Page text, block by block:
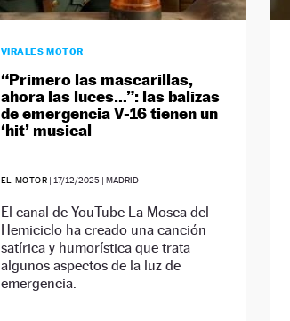
VIRALES MOTOR
“Primero las mascarillas,
ahora las luces…”: las balizas
de emergencia V-16 tienen un
‘hit’ musical
EL MOTOR | 17/12/2025 | MADRID
El canal de YouTube La Mosca del
Hemiciclo ha creado una canción
satírica y humorística que trata
algunos aspectos de la luz de
emergencia.